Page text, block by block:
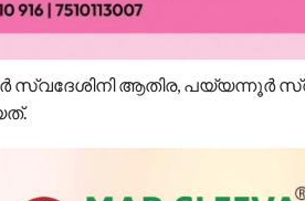
ആതിര, പയ്യന്നൂര്‍